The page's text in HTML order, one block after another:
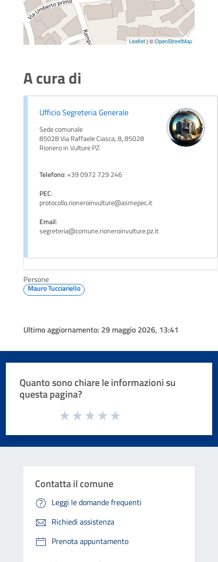
Leaflet | ©OpenStreetMap
A cura di
Ufficio Segreteria Generale
Sede comunale
85028 Via Raffaele Ciasca, 8, 85028
Rionero in Vulture PZ
Telefono: +39 0972 729 246
PEC:
protocollo.rioneroinvulture@asmepec.it
Email:
segreteria@comune.rioneroinvulture.pz.it
Persone
Mauro Tucciariello
Ultimo aggiornamento: 29 maggio 2026, 13:41
Quanto sono chiare le informazioni su
questa pagina?
Valuta da 1 a 5 stelle la pagina
Contatta il comune
Leggi le domande frequenti
Richiedi assistenza
Prenota appuntamento